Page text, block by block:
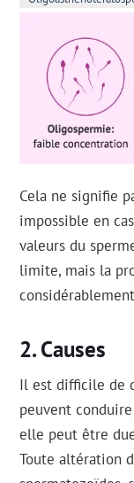
Cela ne signifie
impossible en
valeurs du
limite, mais la
Causes
Il est difficile de
peuvent
elle peut être
Toute altération